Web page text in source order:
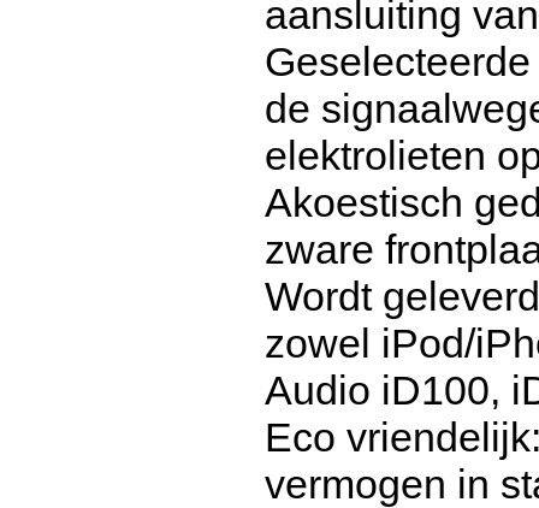
aansluiting
de
elektrolieten
Akoestisch
zware
Wordt
zowel iPod/
Audio iD100,
Eco
vermogen in